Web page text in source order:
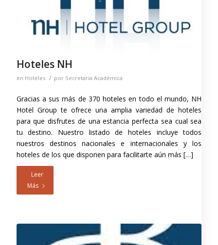
Hoteles NH
en Hoteles / por Secretaría Académica
Gracias a sus más de 370 hoteles en todo el mundo, NH
Hotel Group te ofrece una amplia variedad de hoteles
para que disfrutes de una estancia perfecta sea cual sea
tu destino. Nuestro listado de hoteles incluye todos
nuestros destinos nacionales e internacionales y los
hoteles de los que disponen para facilitarte aún más […]
Leer
Más